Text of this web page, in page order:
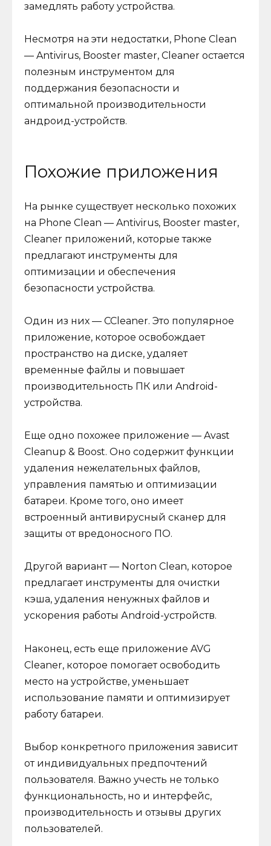
замедлять работу устройства.
Несмотря на эти недостатки, Phone Clean
— Antivirus, Booster master, Cleaner остается
полезным инструментом для
поддержания безопасности и
оптимальной производительности
андроид-устройств.
Похожие приложения
На рынке существует несколько похожих
на Phone Clean — Antivirus, Booster master,
Cleaner приложений, которые также
предлагают инструменты для
оптимизации и обеспечения
безопасности устройства.
Один из них — CCleaner. Это популярное
приложение, которое освобождает
пространство на диске, удаляет
временные файлы и повышает
производительность ПК или Android-
устройства.
Еще одно похожее приложение — Avast
Cleanup & Boost. Оно содержит функции
удаления нежелательных файлов,
управления памятью и оптимизации
батареи. Кроме того, оно имеет
встроенный антивирусный сканер для
защиты от вредоносного ПО.
Другой вариант — Norton Clean, которое
предлагает инструменты для очистки
кэша, удаления ненужных файлов и
ускорения работы Аndroid-устройств.
Наконец, есть еще приложение AVG
Cleaner, которое помогает освободить
место на устройстве, уменьшает
использование памяти и оптимизирует
работу батареи.
Выбор конкретного приложения зависит
от индивидуальных предпочтений
пользователя. Важно учесть не только
функциональность, но и интерфейс,
производительность и отзывы других
пользователей.